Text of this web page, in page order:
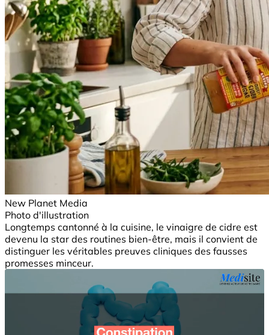
New Planet Media
Photo d'illustration
Longtemps cantonné à la cuisine, le vinaigre de cidre est
devenu la star des routines bien-être, mais il convient de
distinguer les véritables preuves cliniques des fausses
promesses minceur.